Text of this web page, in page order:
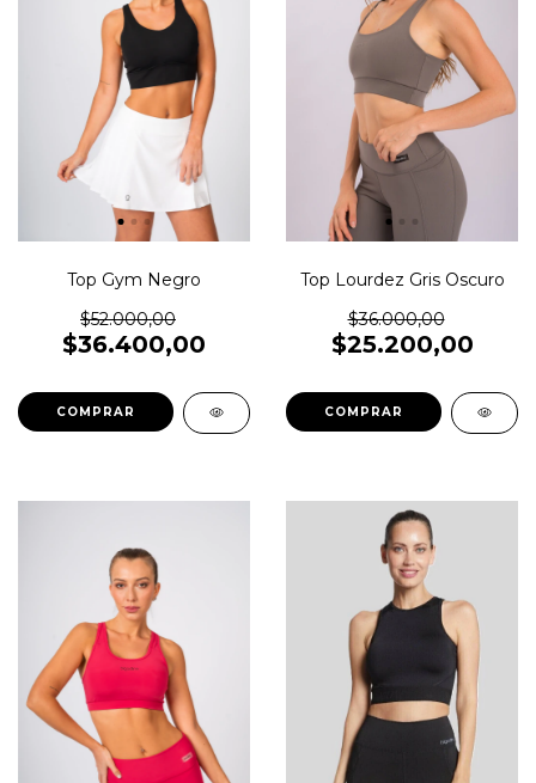
Top Gym Negro
$52.000,00
$36.400,00
COMPRAR
Top Lourdez Gris Oscuro
$36.000,00
$25.200,00
COMPRAR